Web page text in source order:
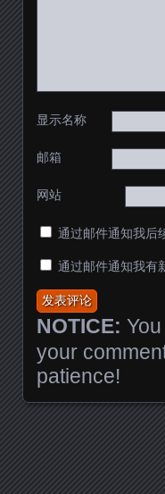
显示名称
邮箱
网站
通过邮件通知我后
通过邮件通知我有
NOTICE:
your
patience!